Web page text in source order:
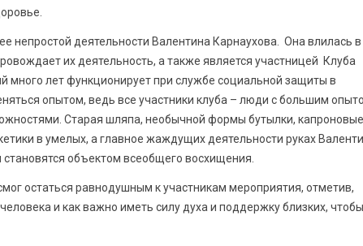
непростой деятельности Валентина Карнаухова. Она влилась в
их деятельность, а также является участницей Клуба
много лет функционирует при службе социальной защиты в
опытом, ведь все участники клуба – люди с большим
Старая шляпа, необычной формы бутылки, капроновые
в умелых, а главное жаждущих деятельности руках
объектом всеобщего восхищения.
остаться равнодушным к участникам мероприятия, отметив,
и как важно иметь силу духа и поддержку близких, чтобы